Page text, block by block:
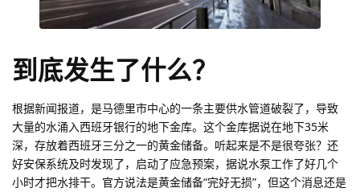
到底发生了什么？
根据新闻报道，是马德里市中心的一条主要供水管道破裂了，导致
大量的水涌入西班牙银行的地下金库。这个金库据说在地下35米
深，存放着西班牙三分之一的黄金储备。听起来是不是很夸张？还
好安保系统及时发现了，启动了应急预案，据说水泵工作了好几个
小时才把水排干。官方说法是黄金储备“完好无损”，但这个消息还是